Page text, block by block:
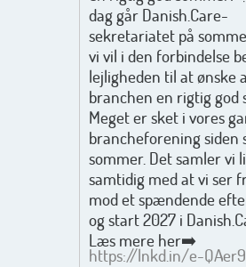
dag går Danish.Care-
sekretariatet på
vi vil i den forbindelse
lejligheden til at ønske
branchen en rigtig god
Meget er sket i vores
brancheforening siden
sommer. Det samler vi
samtidig med at vi ser
mod et spændende
og start 2027 i
Læs mere her➡️
https://lnkd.in/e-